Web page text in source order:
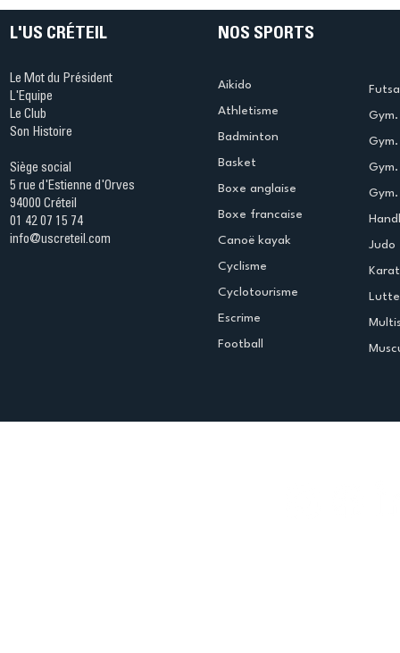
L'US CRÉTEIL
Le Mot du Président
L'Equipe
Le Club
Son Histoire
Siège social
5 rue d'Estienne d'Orves
94000 Créteil
01 42 07 15 74
info@uscreteil.com
NOS SPORTS
Aikido
Athletisme
Badminton
Basket
Boxe anglaise
Boxe francaise
Canoë kayak
Cyclisme
Cyclotourisme
Escrime
Football
Judo
Lutte